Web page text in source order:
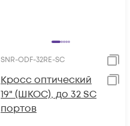
SNR-ODF-32RE-SC
Кросс оптический
19" (ШКОС), до 32 SC
портов